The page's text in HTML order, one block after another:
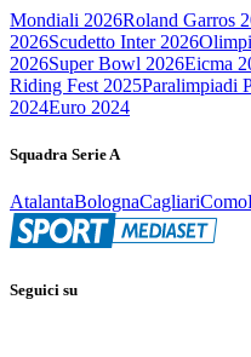
Mondiali 2026Roland Garros
2026Scudetto Inter 2026
2026Super Bowl 2026Eicma
Riding Fest 2025Paralimpiadi
2024Euro 2024
Squadra Serie A
AtalantaBolognaCagliariComo
Seguici su